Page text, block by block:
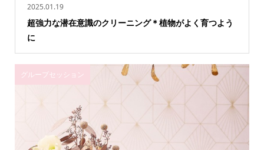
2025.01.19
超強力な潜在意識のクリーニング＊植物がよく育つよう
に
グループセッション